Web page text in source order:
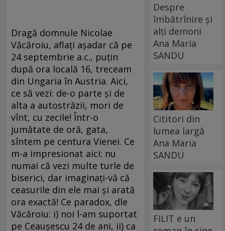
Dragă domnule Nicolae
Văcăroiu, aflaţi aşadar că pe
24 septembrie a.c., puţin
după ora locală 16, treceam
din Ungaria în Austria. Aici,
ce să vezi: de-o parte şi de
alta a autostrăzii, mori de
vînt, cu zecile! Într-o
jumătate de oră, gata,
sîntem pe centura Vienei. Ce
m-a impresionat aici: nu
numai că vezi multe turle de
biserici, dar imaginaţi-vă că
ceasurile din ele mai şi arată
ora exactă! Ce paradox, dle
Văcăroiu: i) noi l-am suportat
pe Ceauşescu 24 de ani, ii) ca
Despre
îmbătrînire și
alți demoni
Ana Maria
SANDU
Cititori din
lumea largă
Ana Maria
SANDU
FILIT e un